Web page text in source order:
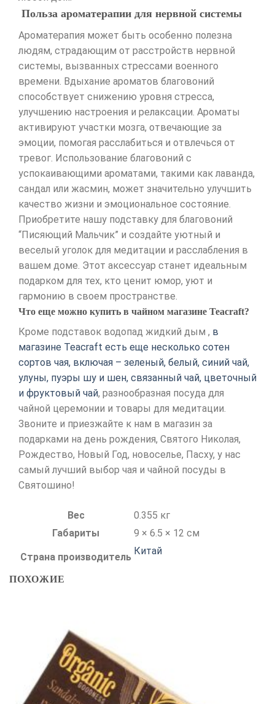
Польза ароматерапии для нервной системы
Ароматерапия может быть особенно полезна
людям, страдающим от расстройств нервной
системы, вызванных стрессами военного
времени. Вдыхание ароматов благовоний
способствует снижению уровня стресса,
улучшению настроения и релаксации. Ароматы
активируют участки мозга, отвечающие за
эмоции, помогая расслабиться и отвлечься от
тревог. Использование благовоний с
успокаивающими ароматами, такими как лаванда,
сандал или жасмин, может значительно улучшить
качество жизни и эмоциональное состояние.
Приобретите нашу подставку для благовоний
“Писяющий Мальчик” и создайте уютный и
веселый уголок для медитации и расслабления в
вашем доме. Этот аксессуар станет идеальным
подарком для тех, кто ценит юмор, уют и
гармонию в своем пространстве.
Что еще можно купить в чайном магазине Teacraft?
Кроме подставок водопад жидкий дым , в
магазине Teacraft есть еще несколько сотен
сортов чая, включая – зеленый, белый, синий чай,
улуны, пуэры шу и шен, связанный чай, цветочный
и фруктовый чай, разнообразная посуда для
чайной церемонии и товары для медитации.
Звоните и приезжайте к нам в магазин за
подарками на день рождения, Святого Николая,
Рождество, Новый Год, новоселье, Пасху, у нас
самый лучший выбор чая и чайной посуды в
Святошино!
Вес
0.355 кг
Габариты
9 × 6.5 × 12 см
Страна производитель
Китай
ПОХОЖИЕ